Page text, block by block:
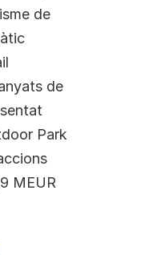
de
de
Park
MEUR